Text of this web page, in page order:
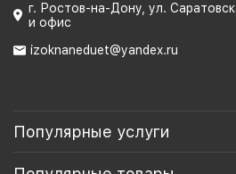
г. Ростов-на-Дону, ул.
и офис
izoknaneduet@yandex.ru
Популярные услуги